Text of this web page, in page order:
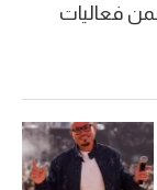
فعاليات